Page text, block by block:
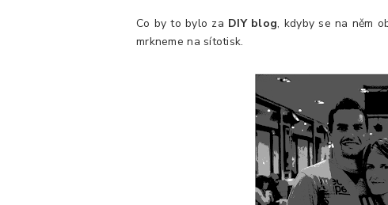
Co by to bylo za DIY blog, kdyby se na něm
mrkneme na sítotisk.